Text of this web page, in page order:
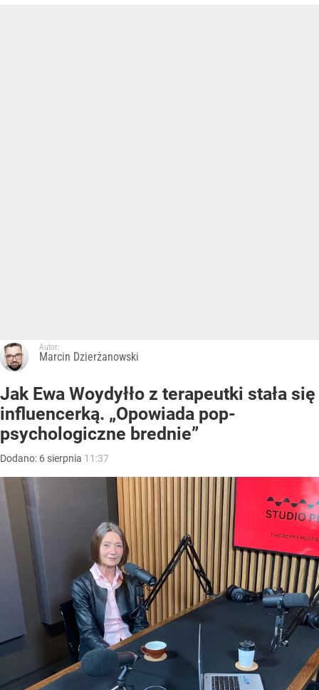
Autor:
Marcin Dzierżanowski
Jak Ewa Woydyłło z terapeutki stała się
influencerką. „Opowiada pop-
psychologiczne brednie”
Dodano: 6 sierpnia 11:37